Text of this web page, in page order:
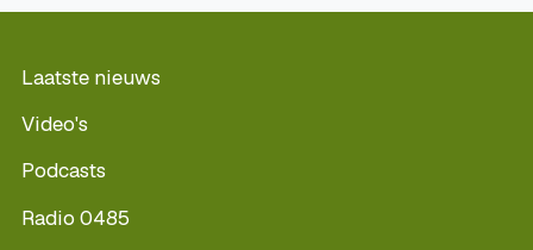
Laatste nieuws
Video's
Podcasts
Radio 0485